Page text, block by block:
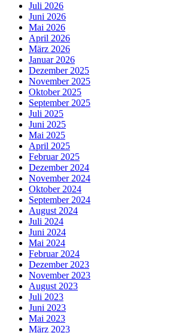
Juli 2026
Juni 2026
Mai 2026
April 2026
März 2026
Januar 2026
Dezember 2025
November 2025
Oktober 2025
September 2025
Juli 2025
Juni 2025
Mai 2025
April 2025
Februar 2025
Dezember 2024
November 2024
Oktober 2024
September 2024
August 2024
Juli 2024
Juni 2024
Mai 2024
Februar 2024
Dezember 2023
November 2023
August 2023
Juli 2023
Juni 2023
Mai 2023
März 2023